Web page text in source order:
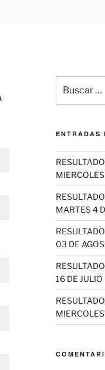
por:
ENTRADAS
MARTES 4
03 DE
16 DE